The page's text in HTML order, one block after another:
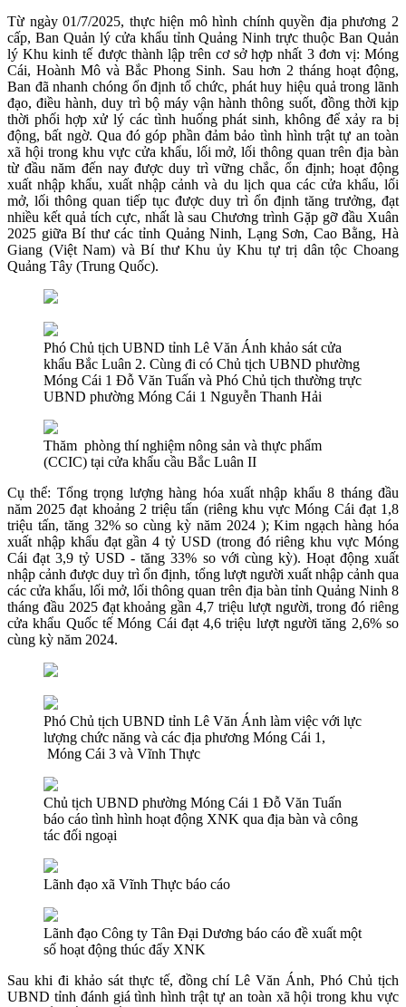
Từ ngày 01/7/2025, thực hiện mô hình chính quyền địa phương 2
cấp, Ban Quản lý cửa khẩu tỉnh Quảng Ninh trực thuộc Ban Quản
lý Khu kinh tế được thành lập trên cơ sở hợp nhất 3 đơn vị: Móng
Cái, Hoành Mô và Bắc Phong Sinh. Sau hơn 2 tháng hoạt động,
Ban đã nhanh chóng ổn định tổ chức, phát huy hiệu quả trong lãnh
đạo, điều hành, duy trì bộ máy vận hành thông suốt, đồng thời kịp
thời phối hợp xử lý các tình huống phát sinh, không để xảy ra bị
động, bất ngờ. Qua đó góp phần đảm bảo tình hình trật tự an toàn
xã hội trong khu vực cửa khẩu, lối mở, lối thông quan trên địa bàn
từ đầu năm đến nay được duy trì vững chắc, ổn định; hoạt động
xuất nhập khẩu, xuất nhập cảnh và du lịch qua các cửa khẩu, lối
mở, lối thông quan tiếp tục được duy trì ổn định tăng trưởng, đạt
nhiều kết quả tích cực, nhất là sau Chương trình Gặp gỡ đầu Xuân
2025 giữa Bí thư các tỉnh Quảng Ninh, Lạng Sơn, Cao Bằng, Hà
Giang (Việt Nam) và Bí thư Khu ủy Khu tự trị dân tộc Choang
Quảng Tây (Trung Quốc).
Phó Chủ tịch UBND tỉnh Lê Văn Ánh khảo sát cửa
khẩu Bắc Luân 2. Cùng đi có Chủ tịch UBND phường
Móng Cái 1 Đỗ Văn Tuấn và Phó Chủ tịch thường trực
UBND phường Móng Cái 1 Nguyễn Thanh Hải
Thăm phòng thí nghiệm nông sản và thực phẩm
(CCIC) tại cửa khẩu cầu Bắc Luân II
Cụ thể: Tổng trọng lượng hàng hóa xuất nhập khẩu 8 tháng đầu
năm 2025 đạt khoảng 2 triệu tấn (riêng khu vực Móng Cái đạt 1,8
triệu tấn, tăng 32% so cùng kỳ năm 2024 ); Kim ngạch hàng hóa
xuất nhập khẩu đạt gần 4 tỷ USD (trong đó riêng khu vực Móng
Cái đạt 3,9 tỷ USD - tăng 33% so với cùng kỳ). Hoạt động xuất
nhập cảnh được duy trì ổn định, tổng lượt người xuất nhập cảnh qua
các cửa khẩu, lối mở, lối thông quan trên địa bàn tỉnh Quảng Ninh 8
tháng đầu 2025 đạt khoảng gần 4,7 triệu lượt người, trong đó riêng
cửa khẩu Quốc tế Móng Cái đạt 4,6 triệu lượt người tăng 2,6% so
cùng kỳ năm 2024.
Phó Chủ tịch UBND tỉnh Lê Văn Ánh làm việc với lực
lượng chức năng và các địa phương Móng Cái 1,
Móng Cái 3 và Vĩnh Thực
Chủ tịch UBND phường Móng Cái 1 Đỗ Văn Tuấn
báo cáo tình hình hoạt động XNK qua địa bàn và công
tác đối ngoại
Lãnh đạo xã Vĩnh Thực báo cáo
Lãnh đạo Công ty Tân Đại Dương báo cáo đề xuất một
số hoạt động thúc đẩy XNK
Sau khi đi khảo sát thực tế, đồng chí Lê Văn Ánh, Phó Chủ tịch
UBND tỉnh đánh giá tình hình trật tự an toàn xã hội trong khu vực